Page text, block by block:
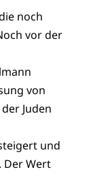
noch
vor der
von
Juden
und
Der Wert